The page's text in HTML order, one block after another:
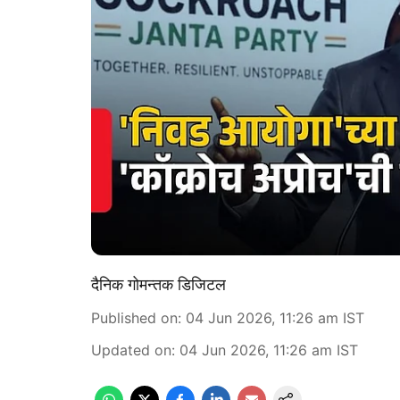
दैनिक गोमन्तक डिजिटल
Published on: 04 Jun 2026, 11:26 am IST
Updated on: 04 Jun 2026, 11:26 am IST